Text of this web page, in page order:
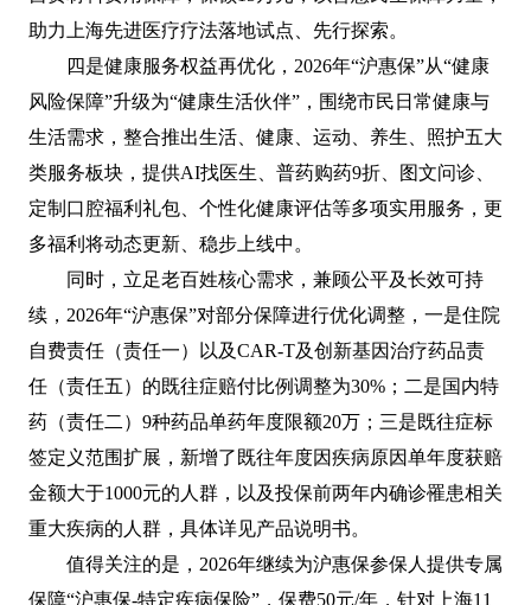
助力上海先进医疗疗法落地试点、先行探索。
四是健康服务权益再优化，2026年“沪惠保”从“健康
风险保障”升级为“健康生活伙伴”，围绕市民日常健康与
生活需求，整合推出生活、健康、运动、养生、照护五大
类服务板块，提供AI找医生、普药购药9折、图文问诊、
定制口腔福利礼包、个性化健康评估等多项实用服务，更
多福利将动态更新、稳步上线中。
同时，立足老百姓核心需求，兼顾公平及长效可持
续，2026年“沪惠保”对部分保障进行优化调整，一是住院
自费责任（责任一）以及CAR-T及创新基因治疗药品责
任（责任五）的既往症赔付比例调整为30%；二是国内特
药（责任二）9种药品单药年度限额20万；三是既往症标
签定义范围扩展，新增了既往年度因疾病原因单年度获赔
金额大于1000元的人群，以及投保前两年内确诊罹患相关
重大疾病的人群，具体详见产品说明书。
值得关注的是，2026年继续为沪惠保参保人提供专属
保障“沪惠保-特定疾病保险”，保费50元/年，针对上海11